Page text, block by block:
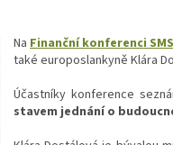
Na Finanční konferenci
také europoslankyně Klára
Účastníky konference
stavem jednání o